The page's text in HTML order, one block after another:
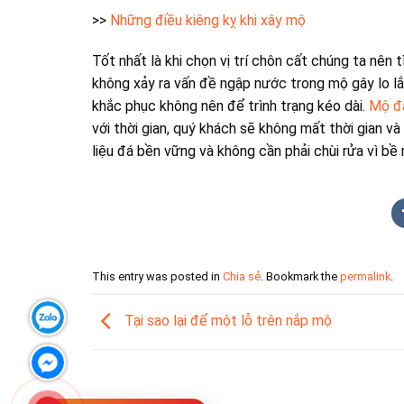
>> Những điều kiêng kỵ khi xây mộ
Tốt nhất là khi chọn vị trí chôn cất chúng ta nên
không xảy ra vấn đề ngập nước trong mộ gây lo
khắc phục không nên để trình trạng kéo dài. Mộ
với thời gian, quý khách sẽ không mất thời gian
liệu đá bền vững và không cần phải chùi rửa vì
This entry was posted in Chia sẻ . Bookmark the permalink
Tại sao lại để một lỗ trên nắp mộ